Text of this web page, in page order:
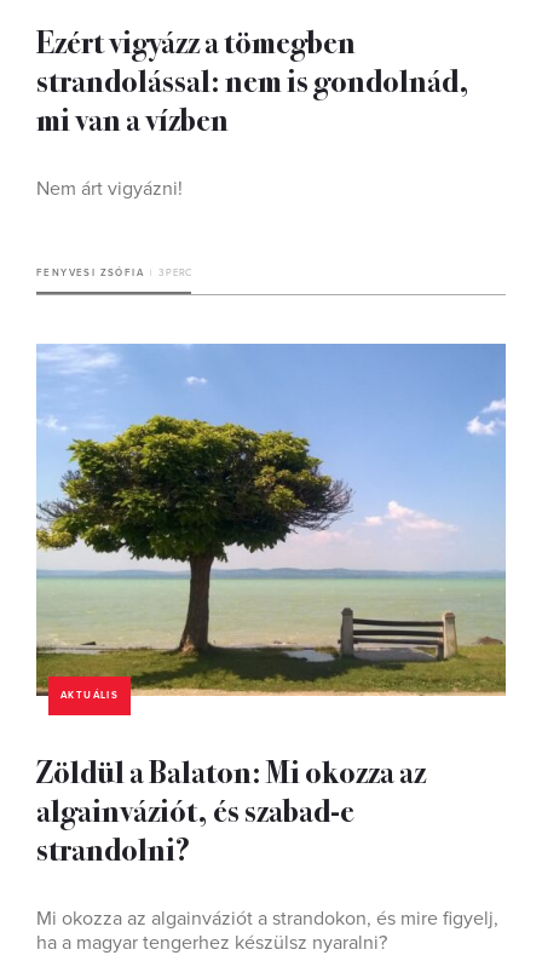
Ezért vigyázz a tömegben
strandolással: nem is gondolnád,
mi van a vízben
Nem árt vigyázni!
FENYVESI ZSÓFIA 3 PERC
AKTUÁLIS
Zöldül a Balaton: Mi okozza az
algainváziót, és szabad-e
strandolni?
Mi okozza az algainváziót a strandokon, és mire figyelj,
ha a magyar tengerhez készülsz nyaralni?